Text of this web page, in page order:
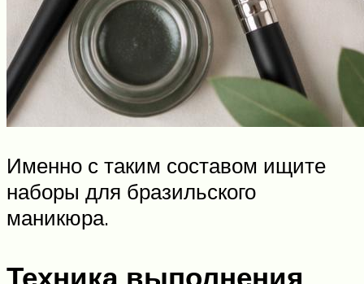
Именно с таким составом ищите
наборы для бразильского
маникюра.